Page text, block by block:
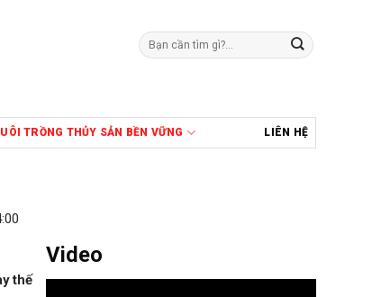
Tìm
kiếm:
TRỒNG THỦY SẢN BỀN VỮNG LIÊN HỆ
thế
Video